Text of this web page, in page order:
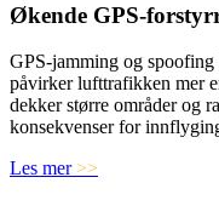
Økende GPS-
GPS-jamming og
påvirker lufttrafikken mer
dekker større områder og
konsekvenser for
Les mer>>